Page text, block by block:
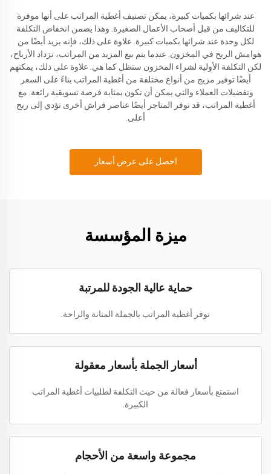
عند شرائها بكميات كبيرة، يمكن تصنيف أغطية المراتب على أنها موفرة
للتكاليف من قبل أصحاب الأعمال الصغيرة. وهذا يضمن انخفاض التكلفة
لكل وحدة عند شرائها بكميات كبيرة. علاوة على ذلك، فإنه يزيد أيضًا من
هوامش الربح في المخزون. عندما يتم بيع المزيد من المراتب، تزداد الأرباح،
لكن التكلفة الأولية لشراء المخزون ستظل كما هي. علاوة على ذلك، يمكنهم
أيضًا توفير مزيج من أنواع مختلفة من أغطية المراتب بناءً على السعر
وتفضيلات العملاء والتي يمكن أن تكون بمثابة فرصة تسويقية رائعة. مع
أغطية المراتب، قد توفر المتاجر أيضًا عناصر فراش أخرى تؤدي إلى ربح
أعلى.
احصل على عرض أسعار
ميزة المؤسسة
حماية عالية الجودة للمرتبة
توفر أغطية المراتب بالجملة المتانة والراحة.
أسعار الجملة بأسعار معقولة
استمتع بأسعار فعالة من حيث التكلفة لطلبيات أغطية المراتب
الكبيرة.
مجموعة واسعة من الأحجام